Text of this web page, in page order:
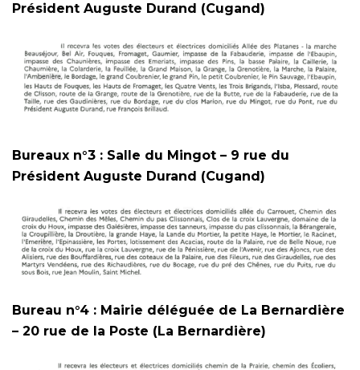
Président Auguste Durand (Cugand)
Bureaux n°3 : Salle du Mingot – 9 rue du
Président Auguste Durand (Cugand)
Bureau n°4 : Mairie déléguée de La Bernardière
– 20 rue de la Poste (La Bernardière)